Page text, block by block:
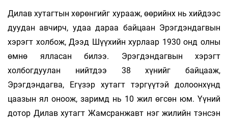
Дилав хутагтын хөрөнгийг хурааж, өөрийнх нь хийдээс
дуудан авчирч, удаа дараа байцаан Эрэгдэндагвын
хэрэгт холбож, Дээд Шүүхийн хурлаар 1930 онд олны
өмнө ялласан билээ. Эрэгдэндагвын хэрэгт
холбогдуулан нийтдээ 38 хүнийг байцааж,
Эрэгдэндагва, Егүзэр хутагт тэргүүтэй долоонхүнд
цаазын ял оноож, заримд нь 10 жил өгсөн юм. Үүний
дотор Дилав хутагт Жамсранжавт нэг жилийн тэнсэн